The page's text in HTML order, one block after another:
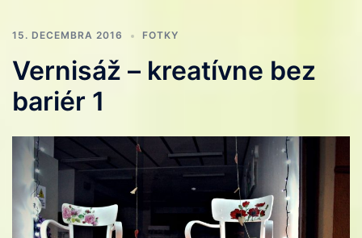
15. DECEMBRA 2016 FOTKY
Vernisáž – kreatívne bez
bariér 1